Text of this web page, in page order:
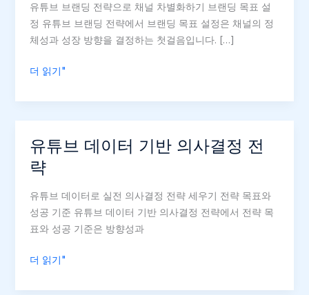
유튜브 브랜딩 전략으로 채널 차별화하기 브랜딩 목표 설
정 유튜브 브랜딩 전략에서 브랜딩 목표 설정은 채널의 정
체성과 성장 방향을 결정하는 첫걸음입니다. […]
유
브
딩
전
더 읽기"
유튜브 데이터 기반 의사결정 전
략
유튜브 데이터로 실전 의사결정 전략 세우기 전략 목표와
성공 기준 유튜브 데이터 기반 의사결정 전략에서 전략 목
표와 성공 기준은 방향성과
유
브
더 읽기"